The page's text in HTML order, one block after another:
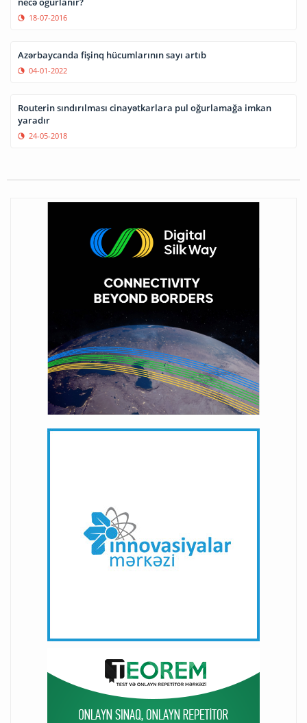
Routerin sındırılması cinayətkarlara pul oğurlamağa imkan